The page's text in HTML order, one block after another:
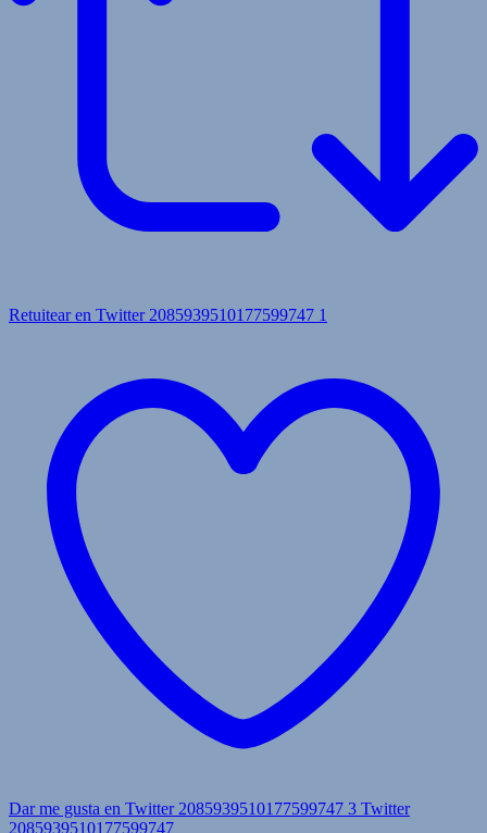
Retuitear en Twitter 2085939510177599747 1
Dar me gusta en Twitter 2085939510177599747 3 Twitter
2085939510177599747